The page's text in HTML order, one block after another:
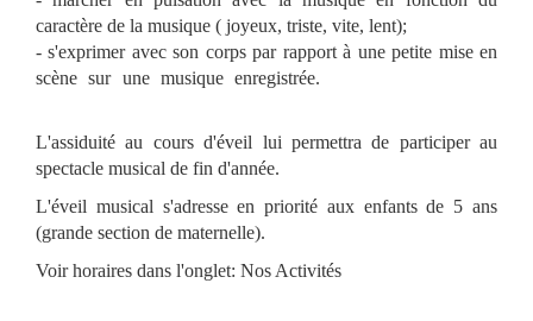
caractère de la musique ( joyeux, triste, vite, lent);
- s'exprimer avec son corps par rapport à une petite mise en
scène sur une musique enregistrée.
L'assiduité au cours d'éveil lui permettra de participer au
spectacle musical de fin d'année.
L'éveil musical s'adresse en priorité aux enfants de 5 ans
(grande section de maternelle).
Voir horaires dans l'onglet: Nos Activités